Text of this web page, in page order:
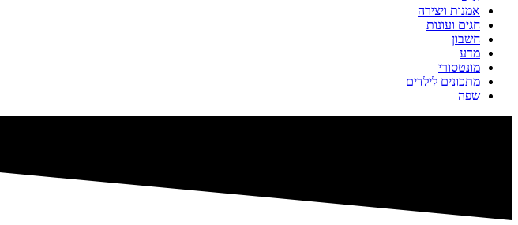
אמנות ויצירה
חגים ועונות
חשבון
מדע
מונטסורי
מתכונים לילדים
שפה